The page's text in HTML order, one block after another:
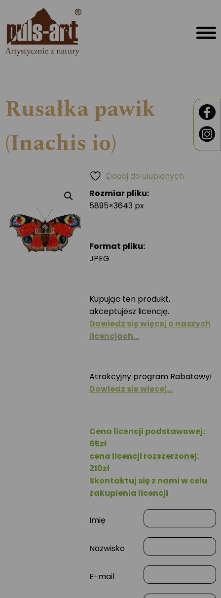
Rusałka pawik
(Inachis io)
Rozmiar pliku:
5895×3643 px
Format pliku:
JPEG
Kupując ten produkt,
akceptujesz licencję.
Dowiedz się więcej o naszych
licencjach…
Atrakcyjny program Rabatowy!
Dowiedz się więcej…
Cena licencji podstawowej:
65zł
cena licencji rozszerzonej:
210zł
Skontaktuj się z nami w celu
zakupienia licencji
Imię
Nazwisko
E-mail
Dodaj do ulubionych